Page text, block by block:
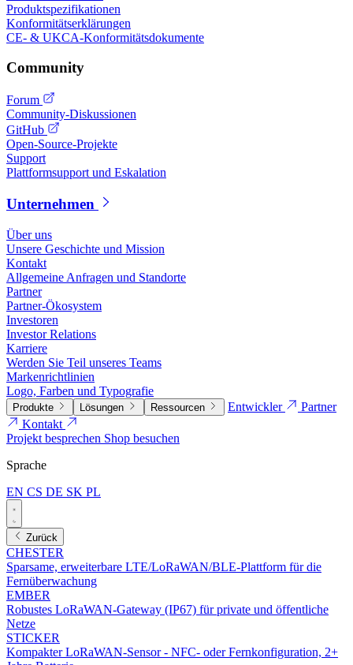
Produktspezifikationen
Konformitätserklärungen
CE- & UKCA-Konformitätsdokumente
Community
Forum
Community-Diskussionen
GitHub
Open-Source-Projekte
Support
Plattformsupport und Eskalation
Unternehmen
Über uns
Unsere Geschichte und Mission
Kontakt
Allgemeine Anfragen und Standorte
Partner
Partner-Ökosystem
Investoren
Investor Relations
Karriere
Werden Sie Teil unseres Teams
Markenrichtlinien
Logo, Farben und Typografie
Produkte Lösungen Ressourcen Entwickler
Partner
Kontakt
Projekt besprechen Shop besuchen
Sprache
EN CS DE SK PL
Zurück
CHESTER
Sparsame, erweiterbare LTE/LoRaWAN/BLE-Plattform für die
Fernüberwachung
EMBER
Robustes LoRaWAN-Gateway (IP67) für private und öffentliche
Netze
STICKER
Kompakter LoRaWAN-Sensor - NFC- oder Fernkonfiguration, 2+